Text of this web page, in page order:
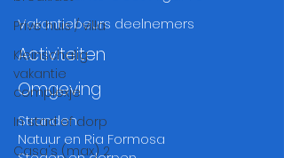
Prive huis / villa
Kleinschalig
vakantie
complexje
In stad of dorp
Casa's (max) 2
Vakantiebeurs deelnemers
Activiteiten
Omgeving
Stranden
Natuur en Ria Formosa